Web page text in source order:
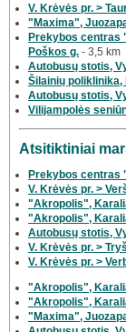
V. Krėvės pr. >
"Maxima",
Prekybos centras
Poškos g. - 3,5 km
Autobusų stotis,
Šilainių poliklinika,
Autobusų stotis,
Vilijampolės
Atsitiktiniai
Prekybos centras
V. Krėvės pr. >
"Akropolis",
"Akropolis",
Autobusų stotis,
V. Krėvės pr. >
V. Krėvės pr. >
"Akropolis",
"Akropolis",
"Maxima",